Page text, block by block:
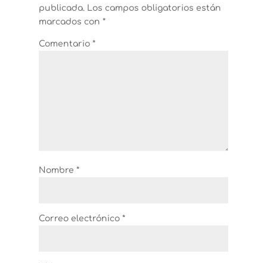
publicada. Los campos obligatorios están
marcados con *
Comentario *
Nombre *
Correo electrónico *